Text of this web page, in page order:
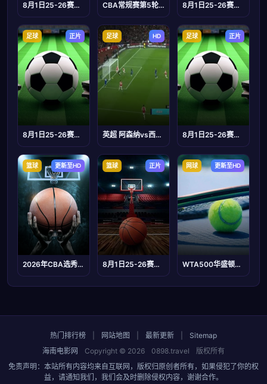
8月1日25-26赛季中甲联赛 大连鲲城VS陕西联合 CBA常规赛第5轮 浙江稠州金租VS南京头排苏酒 20231102(金哲豪) 8月1日25-26赛季广东省城市足球超级联赛 深圳VS惠州
足球 正片
8月1日25-26赛季山东齐鲁足球超级联赛 聊城传奇农商行VS德州古贝春
足球 HD
英超 阿森纳vs西汉姆联 20231228(涂远、李彦)
足球 正片
8月1日25-26赛季广东省城市足球超级联赛 中山VS佛山
篮球 更新至HD
2026年CBA选秀大会
篮球 正片
8月1日25-26赛季徽BA 马鞍山VS淮北
网球 更新至HD
WTA500华盛顿站女单第一轮：卡萨金娜VS卡林斯卡娅
热门排行榜 网站地图 最新更新
Sitemap
海南电影网
Copyright © 2026 0898.travel
版权所有
免责声明：本站所有内容均来自互联网，版权归原创者所有，如果侵犯了你的权
益，请通知我们，我们会及时删除侵权内容，谢谢合作。